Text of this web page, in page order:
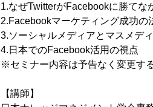
1.なぜTwitterがFacebookに勝てな
2.Facebookマーケティング成功の
3.ソーシャルメディアとマスメデ
4.日本でのFacebook活用の視点
※セミナー内容は予告なく変更す
【講師】